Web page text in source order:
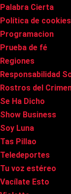
Palabra Cierta
Política de cookies
Programacion
Prueba de fé
Regiones
Responsabilidad
Rostros del
Se Ha Dicho
Show Business
Soy Luna
Tas Pillao
Teledeportes
Tu voz estéreo
Vacílate Esto